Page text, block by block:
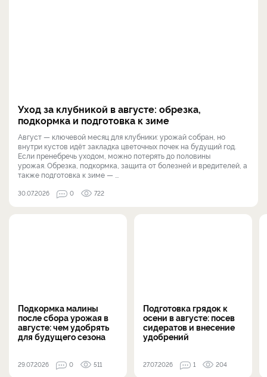
Уход за клубникой в августе: обрезка,
подкормка и подготовка к зиме
Август — ключевой месяц для клубники: урожай собран, но
внутри кустов идёт закладка цветочных почек на будущий год.
Если пренебречь уходом, можно потерять до половины
урожая. Обрезка, подкормка, защита от болезней и вредителей, а
также подготовка к зиме — ...
30.07.2026 0 722
Подкормка малины
после сбора урожая в
августе: чем удобрять
для будущего сезона
29.07.2026 0 511
Подготовка грядок к
осени в августе: посев
сидератов и внесение
удобрений
27.07.2026 1 204